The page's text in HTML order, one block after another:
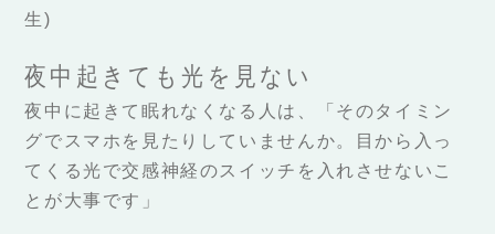
生)
夜中起きても光を見ない
夜中に起きて眠れなくなる人は、「そのタイミン
グでスマホを見たりしていませんか。目から入っ
てくる光で交感神経のスイッチを入れさせないこ
とが大事です」